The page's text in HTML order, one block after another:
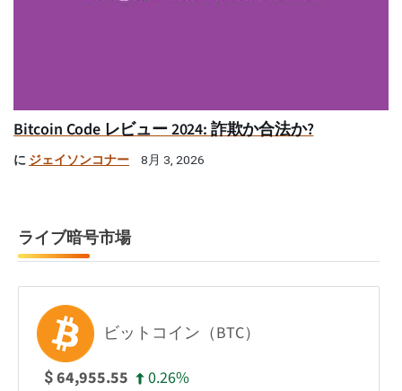
Bitcoin Code レビュー 2024: 詐欺か合法か?
に ジェイソンコナー 8月 3, 2026
ライブ暗号市場
ビットコイン（BTC）
$64,955.55 0.26%